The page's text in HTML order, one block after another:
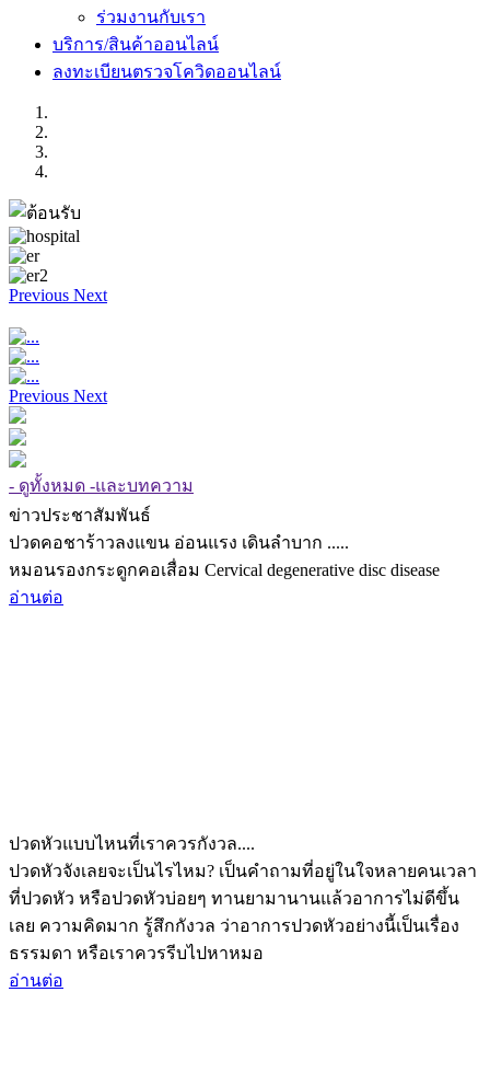
ร่วมงานกับเรา
บริการ/สินค้าออนไลน์
ลงทะเบียนตรวจโควิดออนไลน์
Previous Next
Previous Next
- ดูทั้งหมด -และบทความ
ข่าวประชาสัมพันธ์
ปวดคอชาร้าวลงแขน อ่อนแรง เดินลำบาก .....
หมอนรองกระดูกคอเสื่อม Cervical degenerative disc disease
อ่านต่อ
ปวดหัวแบบไหนที่เราควรกังวล....
ปวดหัวจังเลยจะเป็นไรไหม? เป็นคำถามที่อยู่ในใจหลายคนเวลา
ที่ปวดหัว หรือปวดหัวบ่อยๆ ทานยามานานแล้วอาการไม่ดีขึ้น
เลย ความคิดมาก รู้สึกกังวล ว่าอาการปวดหัวอย่างนี้เป็นเรื่อง
ธรรมดา หรือเราควรรีบไปหาหมอ
อ่านต่อ